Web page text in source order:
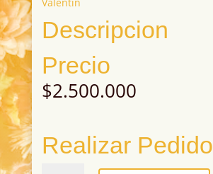
Descripcion
Precio
$2.500.000
Realizar Pedido